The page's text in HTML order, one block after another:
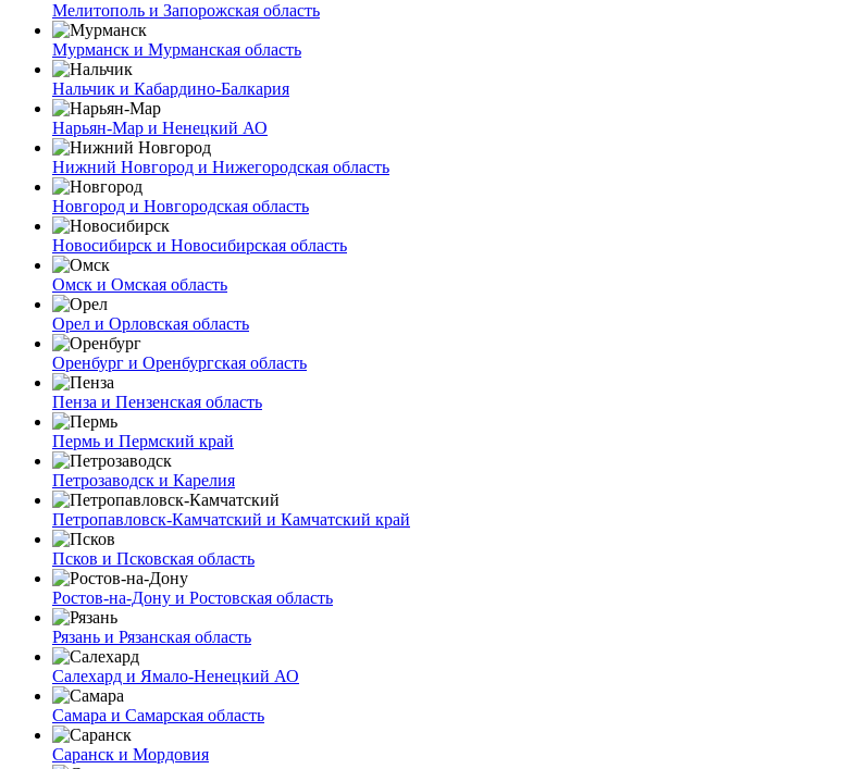
Мелитополь и Запорожская область
Мурманск и Мурманская область
Нальчик и Кабардино-Балкария
Нарьян-Мар и Ненецкий АО
Нижний Новгород и Нижегородская область
Новгород и Новгородская область
Новосибирск и Новосибирская область
Омск и Омская область
Орел и Орловская область
Оренбург и Оренбургская область
Пенза и Пензенская область
Пермь и Пермский край
Петрозаводск и Карелия
Петропавловск-Камчатский и Камчатский край
Псков и Псковская область
Ростов-на-Дону и Ростовская область
Рязань и Рязанская область
Салехард и Ямало-Ненецкий АО
Самара и Самарская область
Саранск и Мордовия